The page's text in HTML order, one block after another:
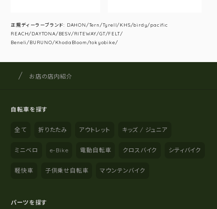
正規ディーラーブランド: DAHON/Tern/Tyrell/KHS/birdy/pacific
REACH/DAYTONA/BESV/RITEWAY/GT/FELT/
Beneli/BURUNO/KhodaBloom/tokyobike/
サイト内の現在地
サイクルショップナカゴヤ
お店の店内紹介
自転車を探す
全て 折りたたみ アウトレット キッズ / ジュニア
ミニベロ e-Bike 電動自転車 クロスバイク シティバイク
軽快車 子供乗せ自転車 マウンテンバイク
パーツを探す